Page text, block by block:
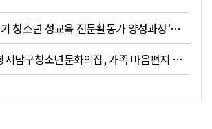
제9기 청소년 성교육 전문활동가 양성과정’교육생 모집
포항시남구청소년문화의집, 가족 마음편지 놀자 참가자 모집